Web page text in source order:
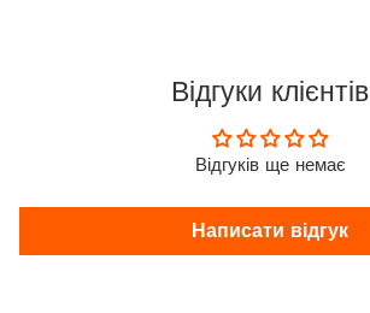
Відгуки клієнтів
Відгуків ще немає
Написати відгук